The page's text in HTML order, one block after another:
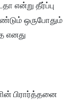
என்று தீர்ப்பு
ஒருபோதும்
எனது
பிரார்த்தனை